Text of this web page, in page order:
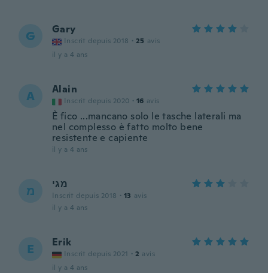
G Gary
Inscrit depuis 2018 · 25 avis
il y a 4 ans
A Alain
Inscrit depuis 2020 · 16 avis
È fico ...mancano solo le tasche laterali ma
nel complesso è fatto molto bene
resistente e capiente
il y a 4 ans
מ מגי
Inscrit depuis 2018 · 13 avis
il y a 4 ans
E Erik
Inscrit depuis 2021 · 2 avis
il y a 4 ans